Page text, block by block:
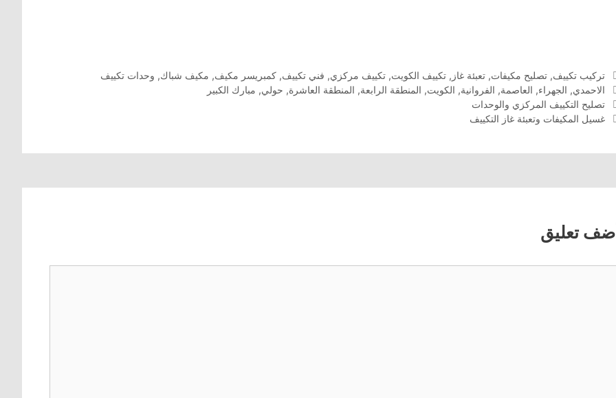
التصنيفات
تركيب تكييف, تصليح مكيفات, تعبئة غاز , تكييف الكويت, تكييف مركزي, فني تكييف, كمبريسر مكيف, مكيف شباك, وحدات تكييف
الوسوم
الاحمدي, الجهراء, العاصمة, الفروانية, الكويت, المنطقة الرابعة, المنطقة العاشرة, حولي, مبارك الكبير
تصليح التكييف المركزي والوحدات
غسيل المكيفات وتعبئة غاز التكييف
أضف تعليق